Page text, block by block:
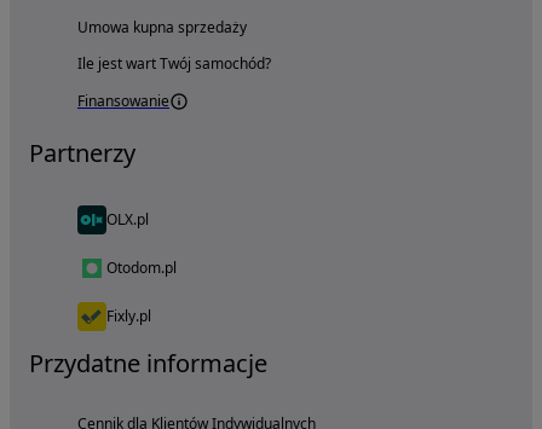
Umowa kupna sprzedaży
Ile jest wart Twój samochód?
Finansowanie
Partnerzy
OLX.pl
Otodom.pl
Fixly.pl
Przydatne informacje
Cennik dla Klientów Indywidualnych